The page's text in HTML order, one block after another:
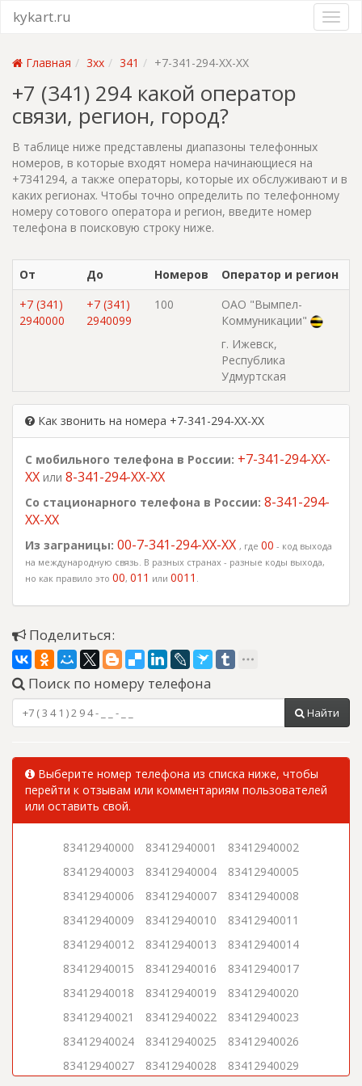
kykart.ru
Главная 3xx 341 +7-341-294-XX-XX
+7 (341) 294 какой оператор
связи, регион, город?
В таблице ниже представлены диапазоны телефонных
номеров, в которые входят номера начинающиеся на
+7341294, а также операторы, которые их обслуживают и в
каких регионах. Чтобы точно определить по телефонному
номеру сотового оператора и регион, введите номер
телефона в поисковую строку ниже.
От До Номеров
Оператор и регион
+7 (341)
2940000
+7 (341)
2940099
100
ОАО "Вымпел-
Коммуникации"
г. Ижевск,
Республика
Удмуртская
Как звонить на номера +7-341-294-XX-XX
С мобильного телефона в России: +7-341-294-XX-
XX или 8-341-294-XX-XX
Со стационарного телефона в России: 8-341-294-
XX-XX
Из заграницы: 00-7-341-294-XX-XX , где 00 - код выхода
на международную связь. В разных странах - разные коды выхода,
но как правило это 00, 011 или 0011 .
Поделиться:
Поиск по номеру телефона
Найти
Выберите номер телефона из списка ниже, чтобы
перейти к отзывам или комментариям пользователей
или оставить свой.
83412940000 83412940001
83412940002
83412940003
83412940004
83412940005
83412940006
83412940007
83412940008
83412940009
83412940010
83412940011
83412940012
83412940013
83412940014
83412940015
83412940016
83412940017
83412940018
83412940019
83412940020
83412940021
83412940022
83412940023
83412940024
83412940025
83412940026
83412940027
83412940028
83412940029